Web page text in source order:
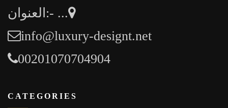
العنوان:- ...
info@luxury-designt.net
00201070704904
CATEGORIES